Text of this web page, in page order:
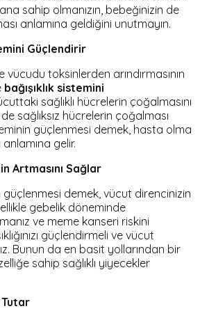
sahip olmanızın, bebeğinizin de
anlamına geldiğini unutmayın.
Güçlendirir
toksinlerden arındırmasının
bağışıklık sistemini
sağlıklı hücrelerin çoğalmasını
sağlıksız hücrelerin çoğalması
güçlenmesi demek, hasta olma
gelir.
Artmasını Sağlar
güçlenmesi demek, vücut direncinizin
gebelik döneminde
ve meme kanseri riskini
güçlendirmeli ve vücut
Bunun da en basit yollarından bir
sahip sağlıklı yiyecekler
Tutar